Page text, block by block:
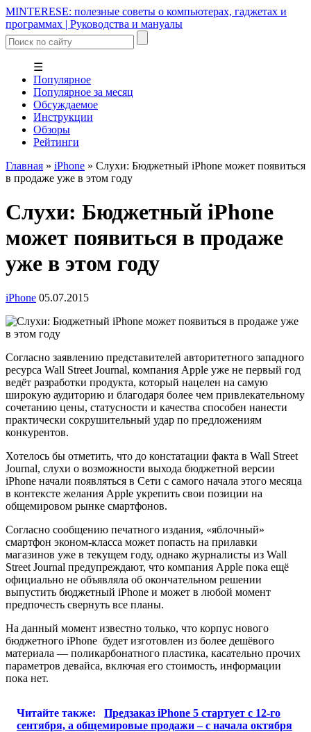
MINTERESE: полезные советы о компьютерах, гаджетах и
программах | Руководства и мануалы
☰
Популярное
Популярное за месяц
Обсуждаемое
Инструкции
Обзоры
Рейтинги
Главная » iPhone » Слухи: Бюджетный iPhone может появиться
в продаже уже в этом году
Слухи: Бюджетный iPhone
может появиться в продаже
уже в этом году
iPhone 05.07.2015
Согласно заявлению представителей авторитетного западного
ресурса Wall Street Journal, компания Apple уже не первый год
ведёт разработки продукта, который нацелен на самую
широкую аудиторию и благодаря более чем привлекательному
сочетанию цены, статусности и качества способен нанести
практически сокрушительный удар по предложениям
конкурентов.
Хотелось бы отметить, что до констатации факта в Wall Street
Journal, слухи о возможности выхода бюджетной версии
iPhone начали появляться в Сети с самого начала этого месяца
в контексте желания Apple укрепить свои позиции на
общемировом рынке смартфонов.
Согласно сообщению печатного издания, «яблочный»
смартфон эконом-класса может попасть на прилавки
магазинов уже в текущем году, однако журналисты из Wall
Street Journal предупреждают, что компания Apple пока ещё
официально не объявляла об окончательном решении
выпустить бюджетный iPhone и может в любой момент
предпочесть свернуть все планы.
На данный момент известно только, что корпус нового
бюджетного iPhone будет изготовлен из более дешёвого
материала — поликарбонатного пластика, касательно прочих
параметров девайса, включая его стоимость, информации
пока нет.
Читайте также:
Предзаказ iPhone 5 стартует с 12-го
сентября, а общемировые продажи – с начала октября